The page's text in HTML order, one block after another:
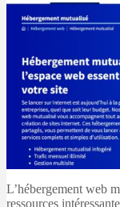
L’hébergement web
ressources